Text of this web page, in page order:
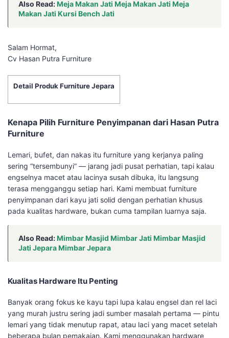
Also Read:Meja Makan Jati Meja Makan Jati Meja
Makan Jati Kursi Bench Jati
Salam Hormat,
Cv Hasan Putra Furniture
Detail Produk Furniture Jepara
Kenapa Pilih Furniture Penyimpanan dari Hasan Putra
Furniture
Lemari, bufet, dan nakas itu furniture yang kerjanya paling
sering “tersembunyi” — jarang jadi pusat perhatian, tapi kalau
engselnya macet atau lacinya susah dibuka, itu langsung
terasa mengganggu setiap hari. Kami membuat furniture
penyimpanan dari kayu jati solid dengan perhatian khusus
pada kualitas hardware, bukan cuma tampilan luarnya saja.
Also Read:Mimbar Masjid Mimbar Jati Mimbar Masjid
Jati Jepara Mimbar Jepara
Kualitas Hardware Itu Penting
Banyak orang fokus ke kayu tapi lupa kalau engsel dan rel laci
yang murah justru sering jadi sumber masalah pertama — pintu
lemari yang tidak menutup rapat, atau laci yang macet setelah
beberapa bulan pemakaian. Kami menggunakan hardware